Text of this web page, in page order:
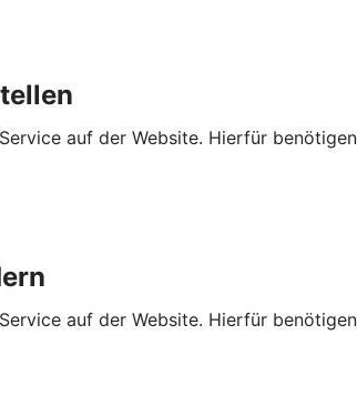
auf der Website. Hierfür
auf der Website. Hierfür